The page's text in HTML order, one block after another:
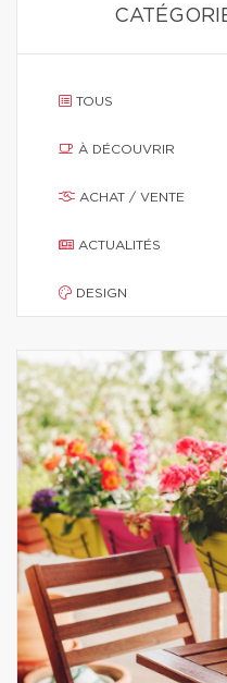
TOUS
À DÉCOUVRIR
ACHAT / VENTE
ACTUALITÉS
DESIGN